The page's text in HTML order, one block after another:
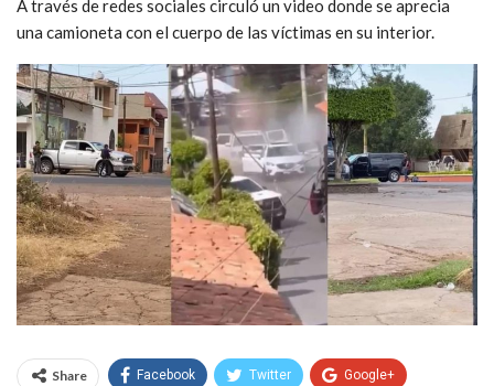
A través de redes sociales circuló un video donde se aprecia
una camioneta con el cuerpo de las víctimas en su interior.
Share Facebook Twitter Google+